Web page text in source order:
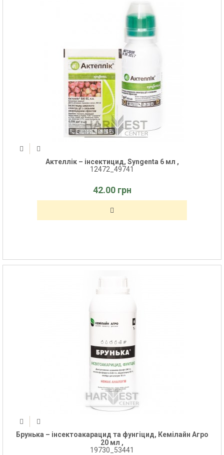
Актеллік – інсектицид, Syngenta 6 мл ,
12472_49741
42.00 грн
Брунька – інсектоакарацид та фунгіцид, Кемілайн Агро
20 мл ,
19730_53441